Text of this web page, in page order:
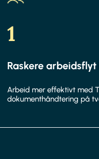
1
Raskere
Arbeid mer effektivt med
dokumenthåndtering på